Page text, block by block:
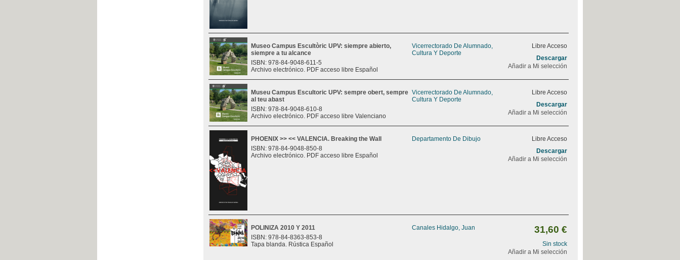
Museo Campus Escultòric UPV: siempre abierto,
siempre a tu alcance
ISBN: 978-84-9048-611-5
Archivo electrónico. PDF acceso libre Español
Vicerrectorado De Alumnado,
Cultura Y Deporte
Libre Acceso
Descargar
Añadir a Mi selección
Museu Campus Escultoric UPV: sempre obert, sempre
al teu abast
ISBN: 978-84-9048-610-8
Archivo electrónico. PDF acceso libre Valenciano
Vicerrectorado De Alumnado,
Cultura Y Deporte
Libre Acceso
Descargar
Añadir a Mi selección
PHOENIX >> << VALENCIA. Breaking the Wall
ISBN: 978-84-9048-850-8
Archivo electrónico. PDF acceso libre Español
Departamento De Dibujo
Libre Acceso
Descargar
Añadir a Mi selección
POLINIZA 2010 Y 2011
ISBN: 978-84-8363-853-8
Tapa blanda. Rústica Español
Canales Hidalgo, Juan 31,60 €
Sin stock
Añadir a Mi selección